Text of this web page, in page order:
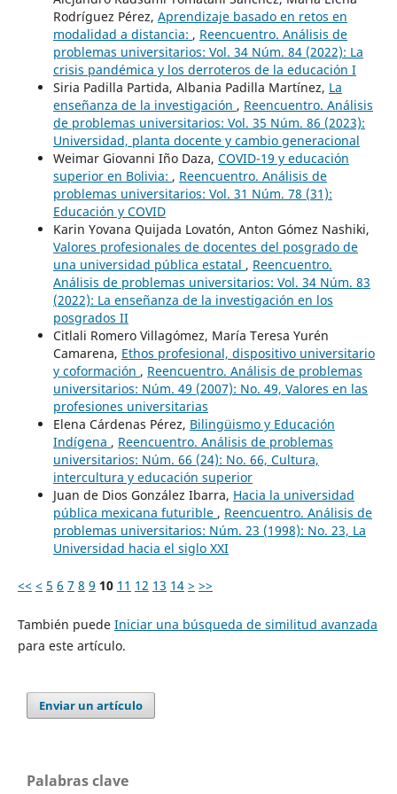
Rodríguez Pérez, Aprendizaje basado en retos en
modalidad a distancia: , Reencuentro. Análisis de
problemas universitarios: Vol. 34 Núm. 84 (2022): La
crisis pandémica y los derroteros de la educación I
Siria Padilla Partida, Albania Padilla Martínez, La
enseñanza de la investigación , Reencuentro. Análisis
de problemas universitarios: Vol. 35 Núm. 86 (2023):
Universidad, planta docente y cambio generacional
Weimar Giovanni Iño Daza, COVID-19 y educación
superior en Bolivia: , Reencuentro. Análisis de
problemas universitarios: Vol. 31 Núm. 78 (31):
Educación y COVID
Karin Yovana Quijada Lovatón, Anton Gómez Nashiki,
Valores profesionales de docentes del posgrado de
una universidad pública estatal , Reencuentro.
Análisis de problemas universitarios: Vol. 34 Núm. 83
(2022): La enseñanza de la investigación en los
posgrados II
Citlali Romero Villagómez, María Teresa Yurén
Camarena, Ethos profesional, dispositivo universitario
y coformación , Reencuentro. Análisis de problemas
universitarios: Núm. 49 (2007): No. 49, Valores en las
profesiones universitarias
Elena Cárdenas Pérez, Bilingüismo y Educación
Indígena , Reencuentro. Análisis de problemas
universitarios: Núm. 66 (24): No. 66, Cultura,
intercultura y educación superior
Juan de Dios González Ibarra, Hacia la universidad
pública mexicana futurible , Reencuentro. Análisis de
problemas universitarios: Núm. 23 (1998): No. 23, La
Universidad hacia el siglo XXI
<< < 5 6 7 8 9 10 11 12 13 14 > >>
También puede Iniciar una búsqueda de similitud avanzada
para este artículo.
Enviar un artículo
Palabras clave